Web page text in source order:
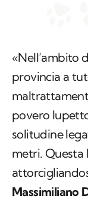
«Nell’ambito
provincia a
povero
solitudine
metri.
Massimiliano